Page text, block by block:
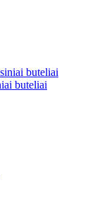
buteliai